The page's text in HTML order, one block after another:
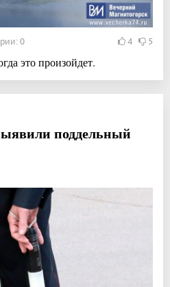
0 4 5
это произойдет.
поддельный